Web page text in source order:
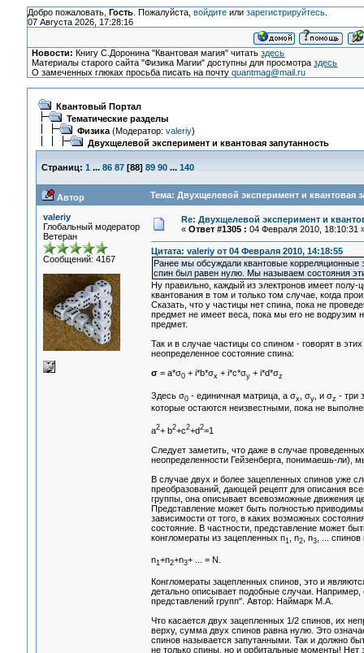
Добро пожаловать, Гость. Пожалуйста, войдитеили зарегистрируйтесь.
07 Августа 2026, 17:28:16
Новости: Книгу С.Доронина "Квантовая магия" читатьздесь
Материалы старого сайта "Физика Магии" доступны для просмотраздесь
О замеченных глюках просьба писать на почтуquantmag@mail.ru
Квантовый Портал
Тематические разделы
Физика(Модератор: valeriy)
Двухщелевой эксперимент и квантовая запутанность
Страниц: 1 ... 86 87[88] 89 90 ... 140
Автор Тема: Двухщелевой эксперимент и квантовая
valeriy
Глобальный модератор
Ветеран
Сообщений: 4167
Re: Двухщелевой эксперимент и
« Ответ #1305 : 04 Февраля 2010, 18:10:31
Цитата: valeriy от 04 Февраля 2010, 14:18:55
Ранее мы обсуждали квантовые
спин был равен нулю. Мы называем состояния
Ну правильно, каждый из электронов имеет полу-
квантования в том и только том случае, когда
Сказать, что у частицы нет спина, пока не
предмет не имеет веса, пока мы его не водрузим
предмет.
Так и в случае частицы со спином - говорят в
неопределенное состояние спина:
σ= a*σ0+ i*b*σx + i*c*σy+ i*d*σz
Здесь σ0- единичная матрица, а σx , σy, и σz - три
которые остаются неизвестными, пока не
a2+ b2+c2+d2=1
Следует заметить, что даже в случае
неопределенности Гейзенберга, понимаешь-ли),
В случае двух и более зацепленных спинов уже
преобразований, дающей рецепт для описания
группы, она описывает всевозможные движения
Представление может быть полностью
зависимости от того, в каких возможных
состояние. В частности, представление может
конгломераты из зацепленных n1 , n2, n3, ... спинов
n1+n2+n3+ ... = N.
Конгломераты зацепленных спинов, это и
детально описывает подобные случаи.
представлений групп". Автор: Наймарк М.А.
Что касается двух зацепленных 1/2 спинов, их
верху, сумма двух спинов равна нулю. Это
спинов называется запутанными. Так и должно
не только спины, но и орбитальные моменты! Нет